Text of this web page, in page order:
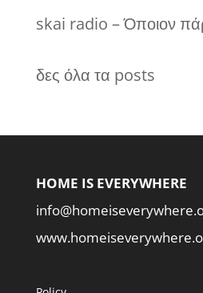
skai radio – Όποιον
δες όλα τα posts
HOME IS EVERYWHERE